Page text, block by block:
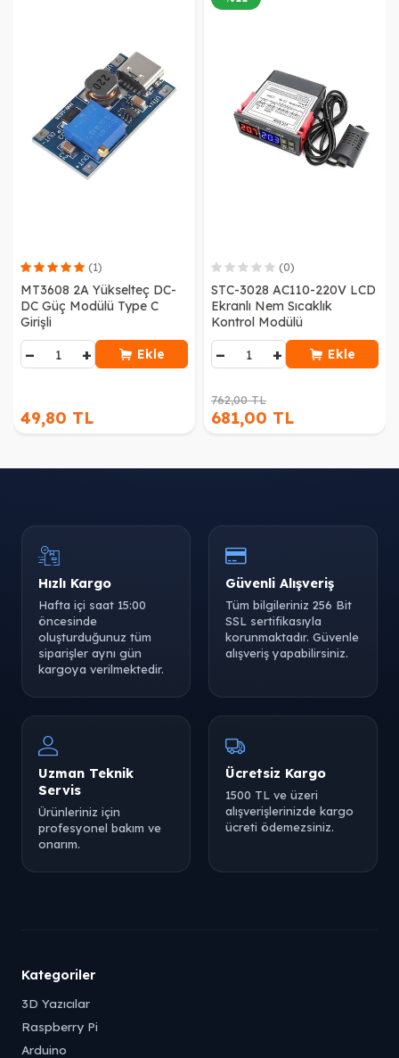
(1)
MT3608 2A Yükselteç DC-
DC Güç Modülü Type C
Girişli
− + Ekle
49,80 TL
(0)
STC-3028 AC110-220V LCD
Ekranlı Nem Sıcaklık
Kontrol Modülü
− + Ekle
762,00 TL
681,00 TL
Hızlı Kargo
Hafta içi saat 15:00
öncesinde
oluşturduğunuz tüm
siparişler aynı gün
kargoya verilmektedir.
Güvenli Alışveriş
Tüm bilgileriniz 256 Bit
SSL sertifikasıyla
korunmaktadır. Güvenle
alışveriş yapabilirsiniz.
Uzman Teknik
Servis
Ürünleriniz için
profesyonel bakım ve
onarım.
Ücretsiz Kargo
1500 TL ve üzeri
alışverişlerinizde kargo
ücreti ödemezsiniz.
Kategoriler
3D Yazıcılar
Raspberry Pi
Arduino